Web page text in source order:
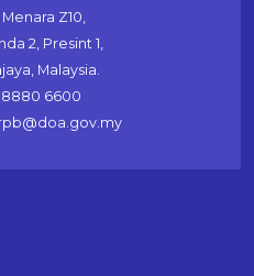
Menara Z10,
2, Presint 1,
Malaysia.
8880 6600